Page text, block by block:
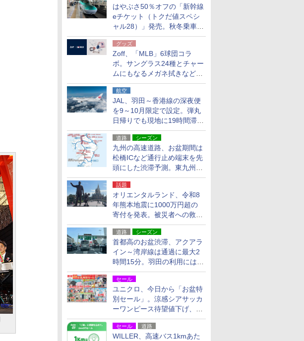
はやぶさ50％オフの「新幹線
eチケット（トクだ値スペシ
ャル28）」発売。秋冬乗車
分、えきねっと限定
グッズ
Zoff、「MLB」6球団コラ
ボ。サングラス24種とチャー
ムにもなるメガネ拭きなど雑
貨24種
航空
JAL、羽田～香港線の深夜便
を9～10月限定で設定。弾丸
日帰りでも現地に19時間滞在
できる
道路 シーズン
九州の高速道路、お盆期間は
松橋ICなど通行止め端末を先
頭にした渋滞予測。東九州道
への迂回は料金調整を実施
話題
オリエンタルランド、令和8
年熊本地震に1000万円超の
寄付を発表。被災者への救援
活動・復旧支援
道路 シーズン
首都高のお盆渋滞、アクアラ
イン～湾岸線は通過に最大2
時間15分。羽田の利用には
「空港西出口」の利用検討を
セール
ユニクロ、今日から「お盆特
別セール」。涼感シアサッカ
ーワンピース待望値下げ、撥
水ギアショーツは1990円に
セール 道路
WILLER、高速バス1kmあた